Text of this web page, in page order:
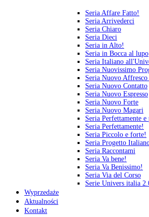
Seria Affare Fatto!
Seria Arrivederci
Seria Chiaro
Seria Dieci
Seria in Alto!
Seria in Bocca al lupo
Seria Italiano
Seria Nuovissimo
Seria Nuovo
Seria Nuovo Contatto
Seria Nuovo Espresso
Seria Nuovo Forte
Seria Nuovo Magari
Seria Perfettamente e
Seria Perfettamente!
Seria Piccolo e forte!
Seria Progetto
Seria Raccontami
Seria Va bene!
Seria Va Benissimo!
Seria Via del Corso
Serie Univers italia
Wyprzedaże
Aktualności
Kontakt